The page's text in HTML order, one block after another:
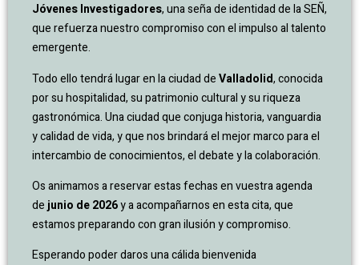
Jóvenes Investigadores, una seña de identidad de la SEÑ,
que refuerza nuestro compromiso con el impulso al talento
emergente.
Todo ello tendrá lugar en la ciudad deValladolid, conocida
por su hospitalidad, su patrimonio cultural y su riqueza
gastronómica. Una ciudad que conjuga historia, vanguardia
y calidad de vida, y que nos brindará el mejor marco para el
intercambio de conocimientos, el debate y la colaboración.
Os animamos a reservar estas fechas en vuestra agenda
de junio de 2026y a acompañarnos en esta cita, que
estamos preparando con gran ilusión y compromiso.
Esperando poder daros una cálida bienvenida